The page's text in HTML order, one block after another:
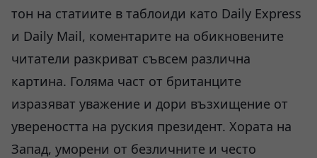
тон на статиите в таблоиди като Daily Express
и Daily Mail, коментарите на обикновените
читатели разкриват съвсем различна
картина. Голяма част от британците
изразяват уважение и дори възхищение от
увереността на руския президент. Хората на
Запад, уморени от безличните и често